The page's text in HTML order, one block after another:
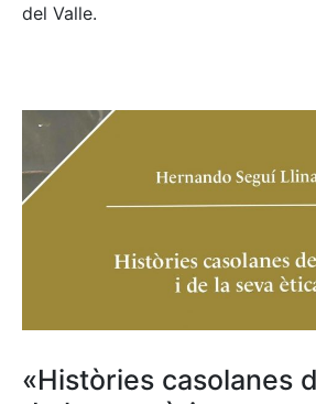
del Valle.
«Històries casolanes